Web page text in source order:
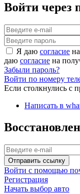
Войти через
Я даю согласие
даю согласие на
Забыли пароль?
Войти по номеру
Если столкнулись с
Написать в
Отправить ссылку
Войти с помощью
Регистрация
Начать выбор авто